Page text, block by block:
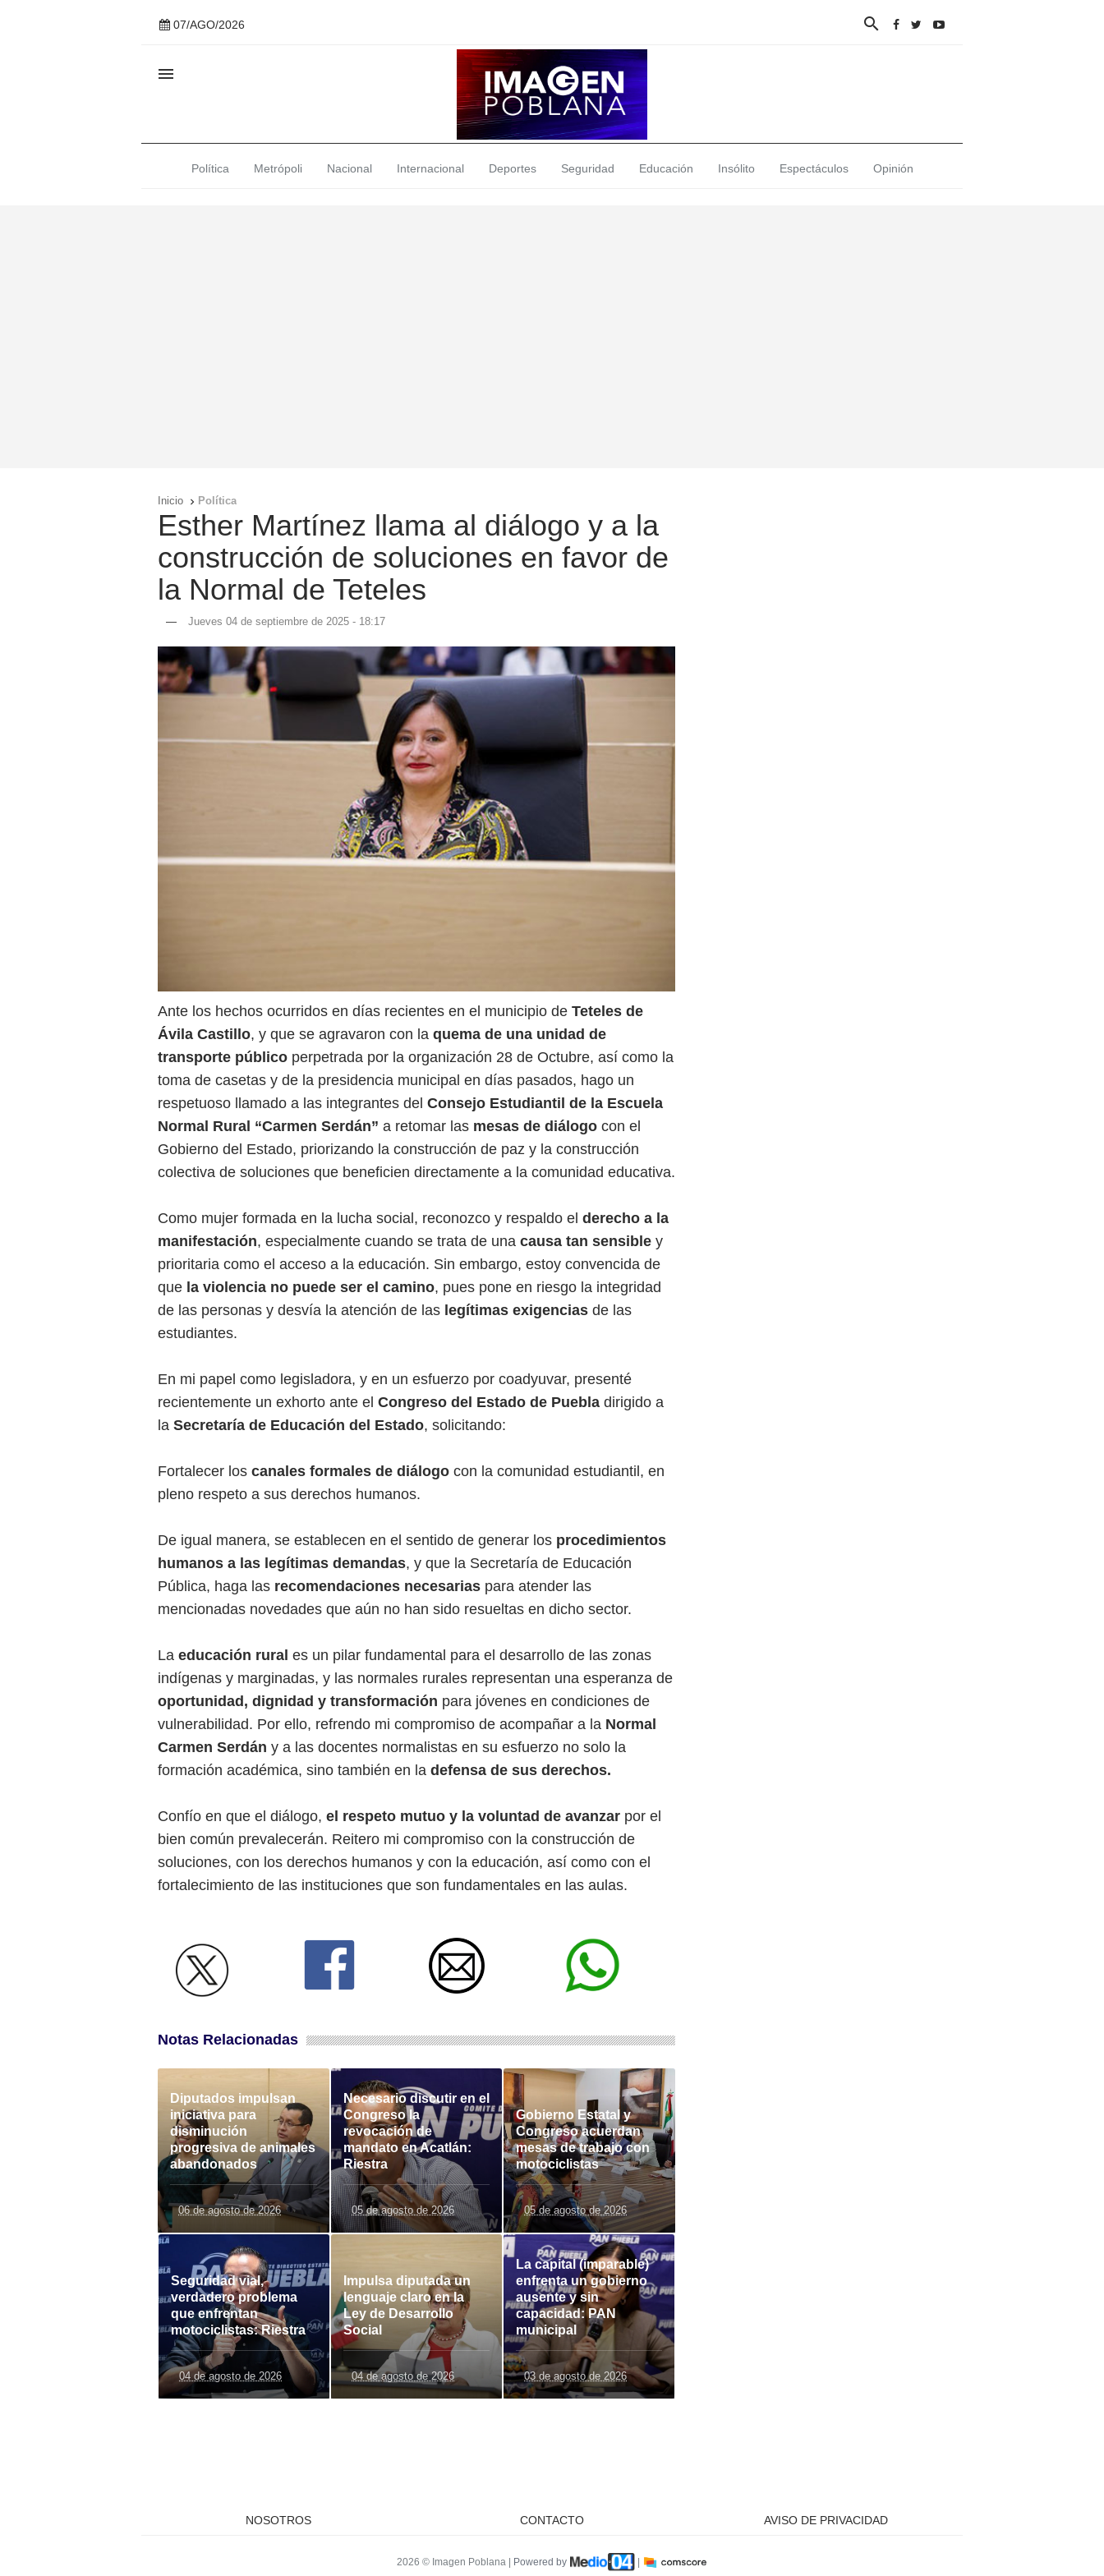
07/AGO/2026 

Política Metrópoli Nacional Internacional Deportes Seguridad Educación Insólito Espectáculos Opinión
Inicio  Política
Esther Martínez llama al diálogo y a la
construcción de soluciones en favor de
la Normal de Teteles
— Jueves 04 de septiembre de 2025 - 18:17
Ante los hechos ocurridos en días recientes en el municipio de Teteles de
Ávila Castillo, y que se agravaron con la quema de una unidad de
transporte público perpetrada por la organización 28 de Octubre, así como la
toma de casetas y de la presidencia municipal en días pasados, hago un
respetuoso llamado a las integrantes del Consejo Estudiantil de la Escuela
Normal Rural “Carmen Serdán” a retomar las mesas de diálogo con el
Gobierno del Estado, priorizando la construcción de paz y la construcción
colectiva de soluciones que beneficien directamente a la comunidad educativa.
Como mujer formada en la lucha social, reconozco y respaldo el derecho a la
manifestación, especialmente cuando se trata de una causa tan sensible y
prioritaria como el acceso a la educación. Sin embargo, estoy convencida de
que la violencia no puede ser el camino, pues pone en riesgo la integridad
de las personas y desvía la atención de las legítimas exigencias de las
estudiantes.
En mi papel como legisladora, y en un esfuerzo por coadyuvar, presenté
recientemente un exhorto ante el Congreso del Estado de Puebla dirigido a
la Secretaría de Educación del Estado, solicitando:
Fortalecer los canales formales de diálogo con la comunidad estudiantil, en
pleno respeto a sus derechos humanos.
De igual manera, se establecen en el sentido de generar los procedimientos
humanos a las legítimas demandas, y que la Secretaría de Educación
Pública, haga las recomendaciones necesarias para atender las
mencionadas novedades que aún no han sido resueltas en dicho sector.
La educación rural es un pilar fundamental para el desarrollo de las zonas
indígenas y marginadas, y las normales rurales representan una esperanza de
oportunidad, dignidad y transformación para jóvenes en condiciones de
vulnerabilidad. Por ello, refrendo mi compromiso de acompañar a la Normal
Carmen Serdán y a las docentes normalistas en su esfuerzo no solo la
formación académica, sino también en la defensa de sus derechos.
Confío en que el diálogo, el respeto mutuo y la voluntad de avanzar por el
bien común prevalecerán. Reitero mi compromiso con la construcción de
soluciones, con los derechos humanos y con la educación, así como con el
fortalecimiento de las instituciones que son fundamentales en las aulas.
Notas Relacionadas
Diputados impulsan
iniciativa para
disminución
progresiva de animales
abandonados
06 de agosto de 2026
Necesario discutir en el
Congreso la
revocación de
mandato en Acatlán:
Riestra
05 de agosto de 2026
Gobierno Estatal y
Congreso acuerdan
mesas de trabajo con
motociclistas
05 de agosto de 2026
Seguridad vial,
verdadero problema
que enfrentan
motociclistas: Riestra
04 de agosto de 2026
Impulsa diputada un
lenguaje claro en la
Ley de Desarrollo
Social
04 de agosto de 2026
La capital (imparable)
enfrenta un gobierno
ausente y sin
capacidad: PAN
municipal
03 de agosto de 2026
NOSOTROS CONTACTO AVISO DE PRIVACIDAD
2026 © Imagen Poblana | Powered by |